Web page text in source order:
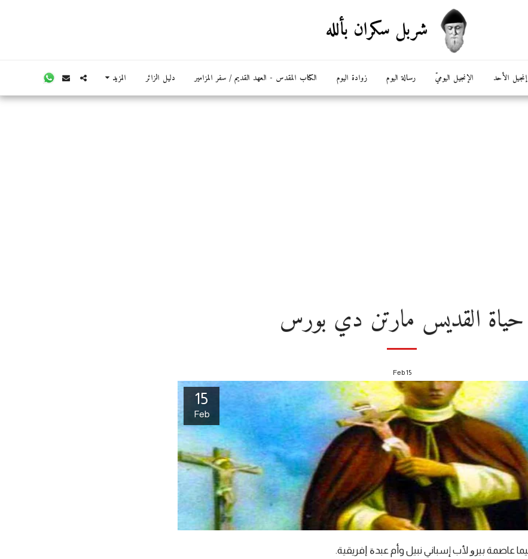
شربل سكران بألله
إنجيل الأحد الإنجيل اليوميّ رسالة اليوم زوادة اليوم الكتاب المقدس - العهد القديم / سفر المزامير دليل الزائر المزيد
حياة القديس مارتن دي بورس
15
Feb
15
Feb